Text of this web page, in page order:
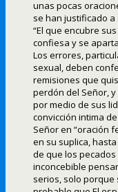
unas pocas
se han justificado
“El que encubre
confiesa y se
Los errores,
sexual, deben
remisiones que
perdón del Señor,
por medio de sus
convicción intima
Señor en “oración
en su suplica,
de que los
inconcebible
serios, solo porque